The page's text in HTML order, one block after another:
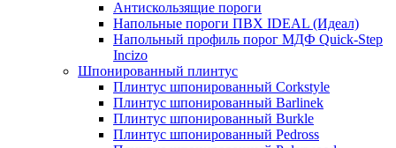
Антискользящие пороги
Напольные пороги ПВХ IDEAL (Идеал)
Напольный профиль порог МДФ Quick-Step
Incizo
Шпонированный плинтус
Плинтус шпонированный Corkstyle
Плинтус шпонированный Barlinek
Плинтус шпонированный Burkle
Плинтус шпонированный Pedross